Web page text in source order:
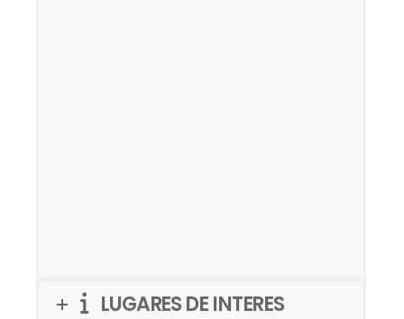
LUGARES DE INTERES